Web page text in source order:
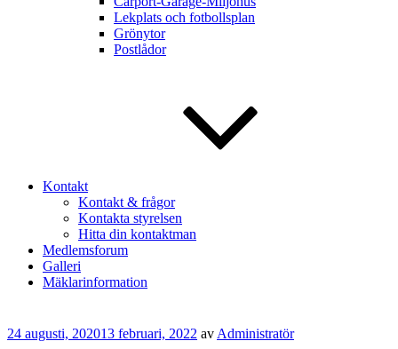
Lekplats och fotbollsplan
Grönytor
Postlådor
Kontakt
Kontakt & frågor
Kontakta styrelsen
Hitta din kontaktman
Medlemsforum
Galleri
Mäklarinformation
Publicerat
24 augusti, 202013 februari, 2022 av Administratör